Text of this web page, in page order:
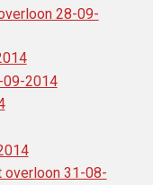
28-09-
09-2014
overloon 31-08-